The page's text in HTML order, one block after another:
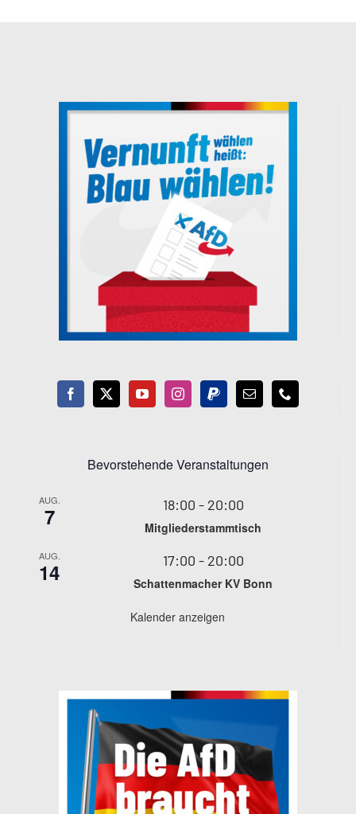
Bevorstehende Veranstaltungen
AUG.
7 18:00 - 20:00
Mitgliederstammtisch
AUG.
14 17:00 - 20:00
Schattenmacher KV Bonn
Kalender anzeigen